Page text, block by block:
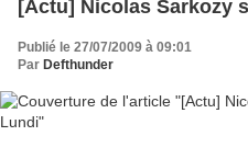
[Actu] Nicolas Sarkozy
Publié le 27/07/2009 à 09:01
Par Defthunder